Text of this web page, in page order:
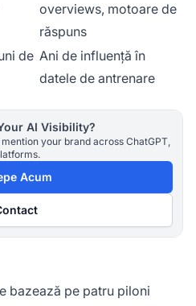
overviews, motoare de
răspuns
de Ani de influență în
datele de antrenare
AI Visibility?
your brand across ChatGPT,
Acum
bazează pe patru piloni